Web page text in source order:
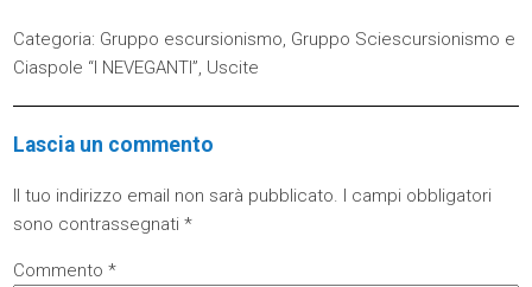
Categoria: Gruppo escursionismo, Gruppo Sciescursionismo e
Ciaspole “I NEVEGANTI”, Uscite
Lascia un commento
Il tuo indirizzo email non sarà pubblicato. I campi obbligatori
sono contrassegnati*
Commento*